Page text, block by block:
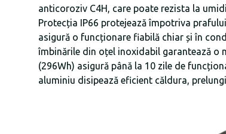
anticoroziv C4H, care poate rezista la
Protecția IP66 protejează împotriva
asigură o funcționare fiabilă chiar și în
îmbinările din oțel inoxidabil garantează o
(296Wh) asigură până la 10 zile de
aluminiu disipează eficient căldura,